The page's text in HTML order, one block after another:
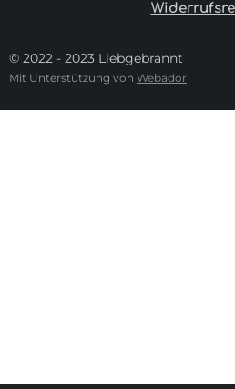
© 2022 - 2023 Liebgebrannt
Mit Unterstützung von Webador